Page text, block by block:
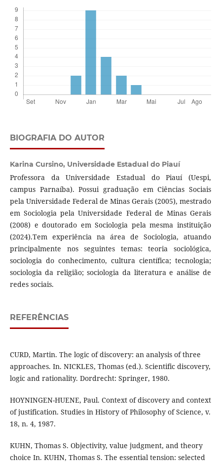
BIOGRAFIA DO AUTOR
Karina Cursino, Universidade Estadual do Piauí
Professora da Universidade Estadual do Piauí (Uespi,
campus Parnaíba). Possui graduação em Ciências Sociais
pela Universidade Federal de Minas Gerais (2005), mestrado
em Sociologia pela Universidade Federal de Minas Gerais
(2008) e doutorado em Sociologia pela mesma instituição
(2024).Tem experiência na área de Sociologia, atuando
principalmente nos seguintes temas: teoria sociológica,
sociologia do conhecimento, cultura científica; tecnologia;
sociologia da religião; sociologia da literatura e análise de
redes sociais.
REFERÊNCIAS
CURD, Martin. The logic of discovery: an analysis of three
approaches. In. NICKLES, Thomas (ed.). Scientific discovery,
logic and rationality. Dordrecht: Springer, 1980.
HOYNINGEN-HUENE, Paul. Context of discovery and context
of justification. Studies in History of Philosophy of Science, v.
18, n. 4, 1987.
KUHN, Thomas S. Objectivity, value judgment, and theory
choice In. KUHN, Thomas S. The essential tension: selected